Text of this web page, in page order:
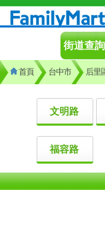
街道查詢
首頁 台中市 后里
文明路
福容路